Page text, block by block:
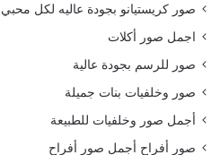
صور كريستيانو بجودة عاليه لكل محبي
اجمل صور أكلات
صور للرسم بجودة عالية
صور وخلفيات بنات جميلة
أجمل صور وخلفيات للطبيعة
صور أفراح أجمل صور أفراح